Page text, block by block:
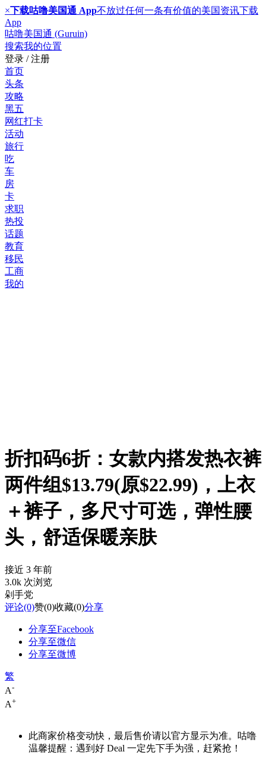
×下载咕噜美国通 App不放过任何一条有价值的美国资讯下载
App
咕噜美国通 (Guruin)
搜索我的位置
登录 / 注册
首页
头条
攻略
黑五
网红打卡
活动
旅行
吃
车
房
卡
求职
热投
话题
教育
移民
工商
我的
折扣码6折：女款内搭发热衣裤
两件组$13.79(原$22.99)，上衣
＋裤子，多尺寸可选，弹性腰
头，舒适保暖亲肤
接近 3 年前
3.0k 次浏览
剁手党
评论(0)赞(0)收藏(0)分享
分享至Facebook
分享至微信
分享至微博
繁
A-
A+
此商家价格变动快，最后售价请以官方显示为准。咕噜
温馨提醒：遇到好 Deal 一定先下手为强，赶紧抢！